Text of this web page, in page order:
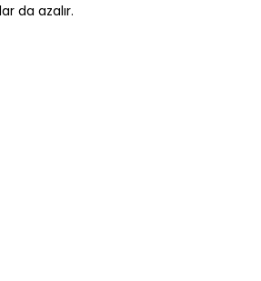
da azalır.